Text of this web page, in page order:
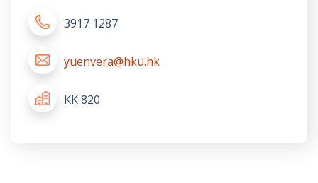
3917 1287
yuenvera@hku.hk
KK 820